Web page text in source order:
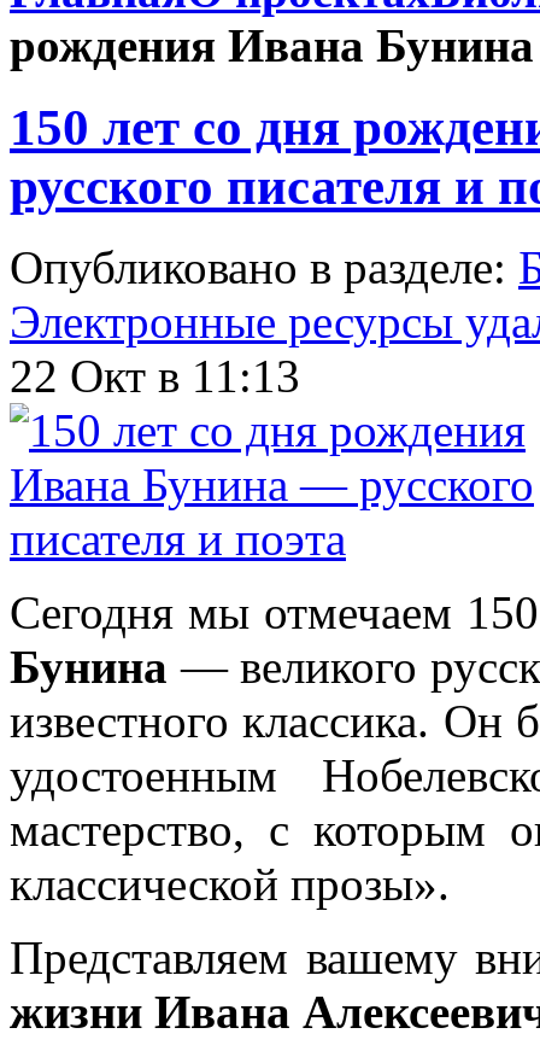
рождения Ивана Бунина
150 лет со дня
русского писателя и
Опубликовано в разделе:
Электронные ресурсы
22 Окт в 11:13
Сегодня мы отмечаем
Бунина — великого
известного классика.
удостоенным
мастерство, с которым
классической прозы».
Представляем вашему
жизни Ивана